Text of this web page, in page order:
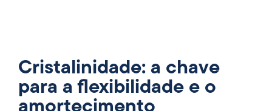
Cristalinidade: a chave
para a flexibilidade e o